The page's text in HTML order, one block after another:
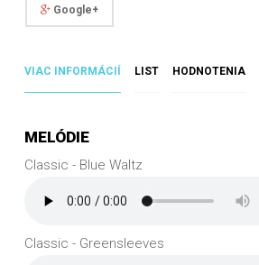
Google+
VIAC INFORMÁCIÍ LIST HODNOTENIA
MELÓDIE
Classic - Blue Waltz
Classic - Greensleeves